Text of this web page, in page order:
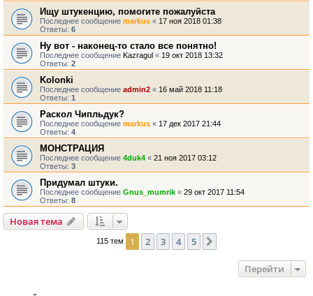
Ищу штукенцию, помогите пожалуйста
Последнее сообщение markus « 17 ноя 2018 01:38
Ответы: 6
Ну вот - наконец-то стало все понятно!
Последнее сообщение Kazragul « 19 окт 2018 13:32
Ответы: 2
Kolonki
Последнее сообщение admin2 « 16 май 2018 11:18
Ответы: 1
Раскол Чипльдук?
Последнее сообщение markus « 17 дек 2017 21:44
Ответы: 4
МОНСТРАЦИЯ
Последнее сообщение 4duk4 « 21 ноя 2017 03:12
Ответы: 3
Придумал штуки.
Последнее сообщение Gnus_mumrik « 29 окт 2017 11:54
Ответы: 8
Новая тема
115 тем 1 2 3 4 5
Перейти